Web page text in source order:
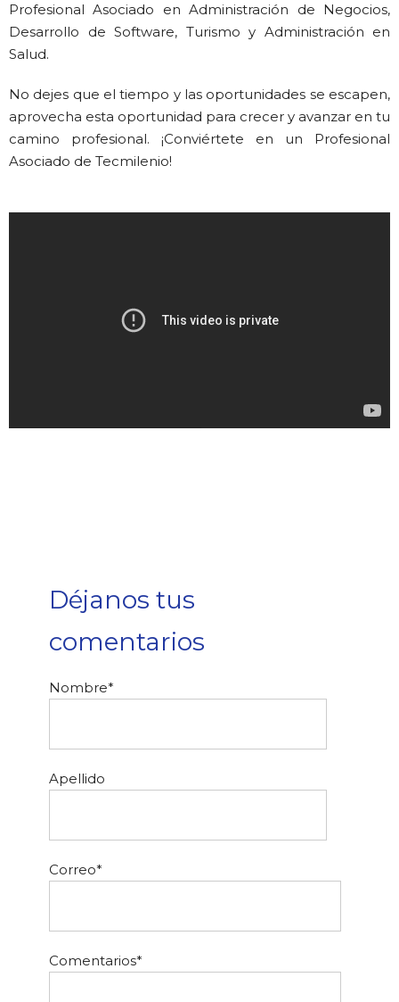
Profesional Asociado en Administración de Negocios,
Desarrollo de Software, Turismo y Administración en
Salud.
No dejes que el tiempo y las oportunidades se escapen,
aprovecha esta oportunidad para crecer y avanzar en tu
camino profesional. ¡Conviértete en un Profesional
Asociado de Tecmilenio!
Déjanos tus
comentarios
Nombre*
Apellido
Correo*
Comentarios*